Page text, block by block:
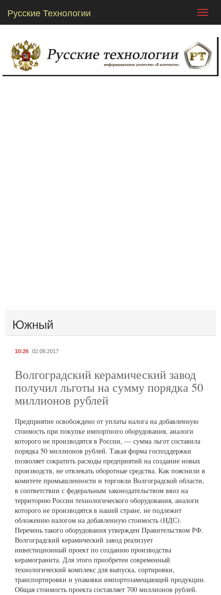
Русские Технологии
Южный
10:26 02.08.2017
Волгоградский керамический завод
получил льготы на сумму порядка 50
миллионов рублей
Предприятие освобождено от уплаты налога на добавленную
стоимость при покупке импортного оборудования, аналоги
которого не производятся в России, — сумма льгот составила
порядка 50 миллионов рублей. Такая форма господдержки
позволяет сократить расходы предприятий на создание новых
производств, не отвлекать оборотные средства. Как пояснили в
комитете промышленности и торговли Волгоградской области,
в соответствии с федеральным законодательством ввоз на
территорию России технологического оборудования, аналоги
которого не производятся в нашей стране, не подлежит
обложению налогом на добавленную стоимость (НДС).
Перечень такого оборудования утвержден Правительством РФ.
Волгоградский керамический завод реализует
инвестиционный проект по созданию производства
керамогранита. Для этого приобретен современный
технологический комплекс для выпуска, сортировки,
транспортировки и упаковки импортозамещающей продукции.
Общая стоимость проекта составляет 700 миллионов рублей.